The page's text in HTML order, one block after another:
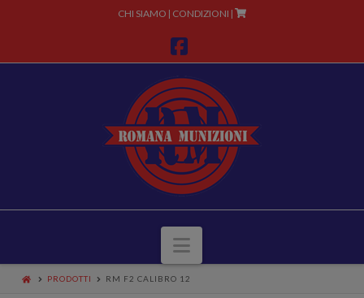
CHI SIAMO | CONDIZIONI |
Facebook
Navigazione
PRODOTTI RM F2 CALIBRO 12